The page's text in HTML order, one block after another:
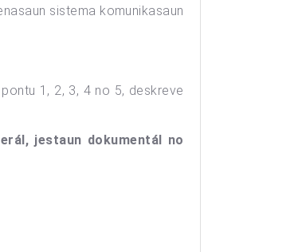
sistema komunikasaun
1, 2, 3, 4 no 5, deskreve
jestaun dokumentál no